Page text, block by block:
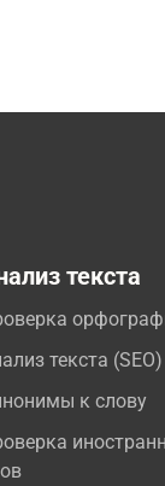
текста
текста (SEO)
к слову